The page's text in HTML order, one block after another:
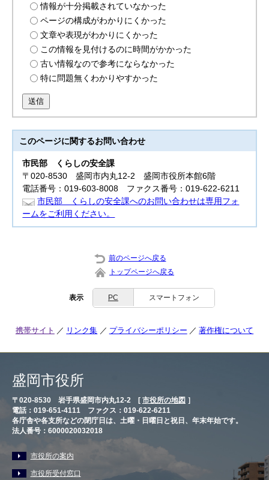
情報が十分掲載されていなかった
ページの構成がわかりにくかった
文章や表現がわかりにくかった
この情報を見付けるのに時間がかかった
古い情報なので参考にならなかった
特に問題無くわかりやすかった
送信
このページに関するお問い合わせ
市民部
くらしの安全課
〒020-8530 盛岡市内丸12-2 盛岡市役所本館6階
電話番号：019-603-8008 ファクス番号：019-622-6211
市民部 くらしの安全課へのお問い合わせは専用フォ
ームをご利用ください。
前のページへ戻る
トップページへ戻る
表示 PC スマートフォン
携帯サイト リンク集 プライバシーポリシー 著作権について
盛岡市役所
〒020-8530 岩手県盛岡市内丸12-2 [ 市役所の地図 ］
電話：019-651-4111 ファクス：019-622-6211
各庁舎や各支所などの閉庁日は、土曜・日曜日と祝日、年末年始です。
法人番号：6000020032018
市役所の案内
市役所受付窓口